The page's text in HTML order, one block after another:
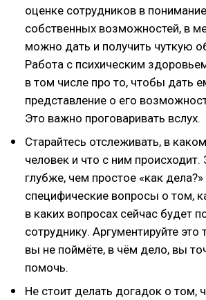
оценке сотрудников в
собственных возможностей, в
можно дать и получить чуткую
Работа с психическим
в том числе про то, чтобы дать
представление о его
Это важно проговаривать вслух.
Старайтесь отслеживать, в
человек и что с ним происходит.
глубже, чем простое «как
специфические вопросы о том,
в каких вопросах сейчас будет
сотруднику. Аргументируйте это
вы не поймёте, в чём дело, вы
помочь.
Не стоит делать догадок о том,